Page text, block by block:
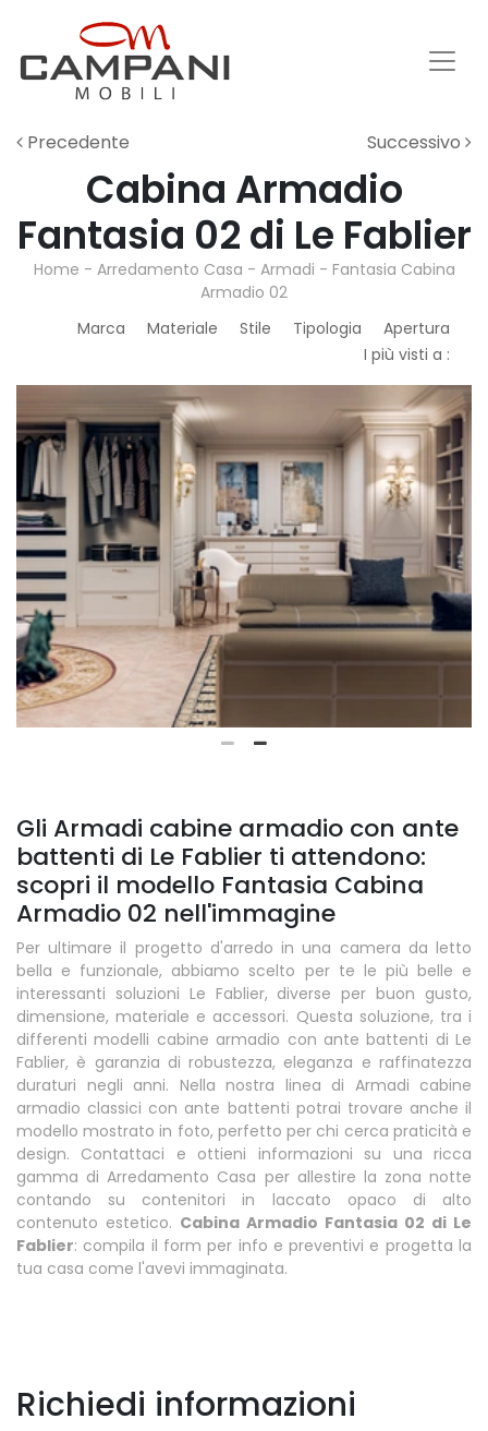
Precedente Successivo
Cabina Armadio
Fantasia 02 di Le Fablier
Home - Arredamento Casa - Armadi - Fantasia Cabina
Armadio 02
Marca
Materiale Stile Tipologia
Apertura
I più visti a :
Gli Armadi cabine armadio con ante
battenti di Le Fablier ti attendono:
scopri il modello Fantasia Cabina
Armadio 02 nell'immagine
Per ultimare il progetto d'arredo in una camera da letto
bella e funzionale, abbiamo scelto per te le più belle e
interessanti soluzioni Le Fablier, diverse per buon gusto,
dimensione, materiale e accessori. Questa soluzione, tra i
differenti modelli cabine armadio con ante battenti di Le
Fablier, è garanzia di robustezza, eleganza e raffinatezza
duraturi negli anni. Nella nostra linea di Armadi cabine
armadio classici con ante battenti potrai trovare anche il
modello mostrato in foto, perfetto per chi cerca praticità e
design. Contattaci e ottieni informazioni su una ricca
gamma di Arredamento Casa per allestire la zona notte
contando su contenitori in laccato opaco di alto
contenuto estetico. Cabina Armadio Fantasia 02 di Le
Fablier: compila il form per info e preventivi e progetta la
tua casa come l'avevi immaginata.
Richiedi informazioni